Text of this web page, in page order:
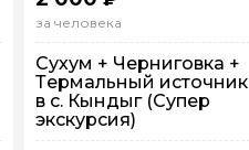
за человека
Сухум + Черниговка +
Термальный источник
в с. Кындыг (Супер
экскурсия)